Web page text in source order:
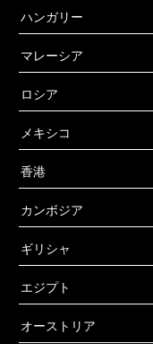
ハンガリー
マレーシア
ロシア
メキシコ
香港
カンボジア
ギリシャ
エジプト
オーストリア